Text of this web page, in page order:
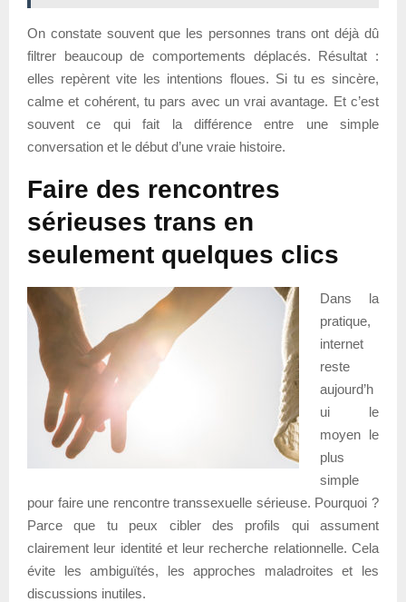
On constate souvent que les personnes trans ont déjà dû
filtrer beaucoup de comportements déplacés. Résultat :
elles repèrent vite les intentions floues. Si tu es sincère,
calme et cohérent, tu pars avec un vrai avantage. Et c’est
souvent ce qui fait la différence entre une simple
conversation et le début d’une vraie histoire.
Faire des rencontres
sérieuses trans en
seulement quelques clics
Dans la
pratique,
internet
reste
aujourd’h
ui le
moyen le
plus
simple
pour faire une rencontre transsexuelle sérieuse. Pourquoi ?
Parce que tu peux cibler des profils qui assument
clairement leur identité et leur recherche relationnelle. Cela
évite les ambiguïtés, les approches maladroites et les
discussions inutiles.